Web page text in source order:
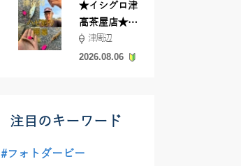
★イシグロ津
高茶屋店★津
近郊ハゼ釣れ
てます！
津周辺
2026.08.06
注目のキーワード
#フォトダービー